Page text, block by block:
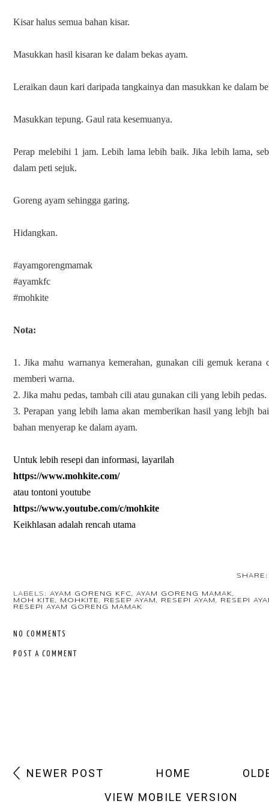
Kisar halus semua bahan kisar.
Masukkan hasil kisaran ke dalam bekas ayam.
Leraikan daun kari daripada tangkainya dan masukkan ke dalam
Masukkan tepung. Gaul rata kesemuanya.
Perap melebihi 1 jam. Lebih lama lebih baik. Jika lebih lama,
dalam peti sejuk.
Goreng ayam sehingga garing.
Hidangkan.
#ayamgorengmamak
#ayamkfc
#mohkite
Nota:
1. Jika mahu warnanya kemerahan, gunakan cili gemuk kerana
memberi warna.
2. Jika mahu pedas, tambah cili atau gunakan cili yang lebih pedas.
3. Perapan yang lebih lama akan memberikan hasil yang lebjh
bahan menyerap ke dalam ayam.
Untuk lebih resepi dan informasi, layarilah
https://www.mohkite.com/
atau tontoni youtube
https://www.youtube.com/c/mohkite
Keikhlasan adalah rencah utama
SHARE:
LABELS: AYAM GORENG KFC AYAM GORENG MAMAK
MOH KITE
MOHKITE RESEP AYAM RESEPI AYAM
RESEPI
RESEPI AYAM GORENG MAMAK
NO COMMENTS
POST A COMMENT
NEWER POST
HOME
VIEW MOBILE VERSION